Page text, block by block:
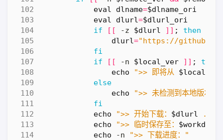
eval
dlname=$dlname_ori
eval
dlurl=$dlurl_ori
if
[[ -z $dlurl ]] ;
then
dlurl="https://
fi
if
[[ -n $local_ver ]] ;
then
echo
">> 即将从
else
echo
">> 未检测到本地版本
fi
echo
">> 开始下载： $dlurl ..."
echo
">> 临时保存至： $workdir
echo -n ">> 下载进度："